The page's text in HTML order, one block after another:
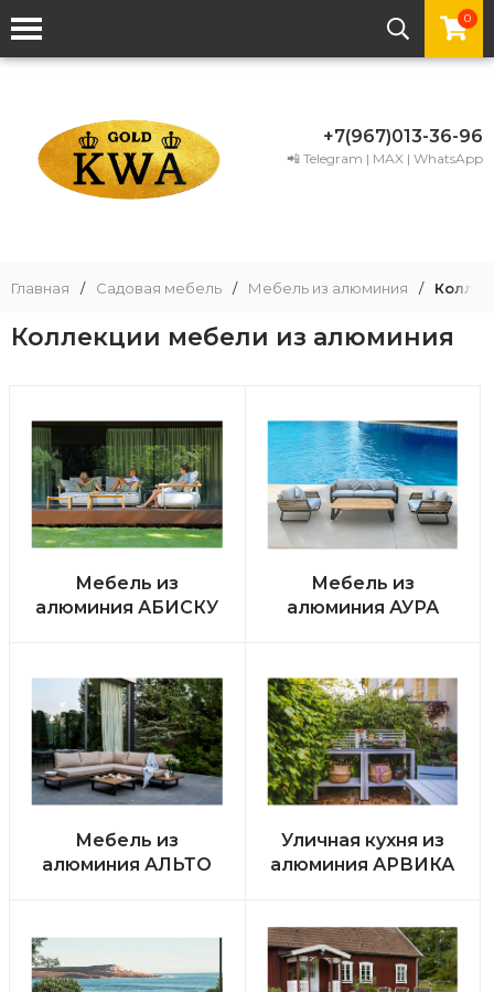
0
+7(967)013-36-96
📲 Telegram | MAX | WhatsApp
Главная / Садовая мебель / Мебель из алюминия /
Коллекции мебели из алюминия
Мебель из
алюминия АБИСКУ
Мебель из
алюминия АУРА
Мебель из
алюминия АЛЬТО
Уличная кухня из
алюминия АРВИКА